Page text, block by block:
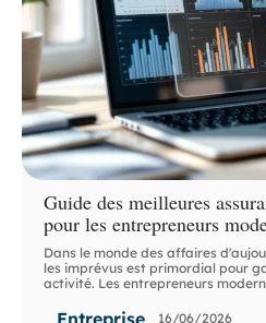
Guide des meilleures
pour les entrepreneurs
Dans le monde des affaires
les imprévus est primordial pour
activité. Les entrepreneurs
Entreprise 16/06/2026